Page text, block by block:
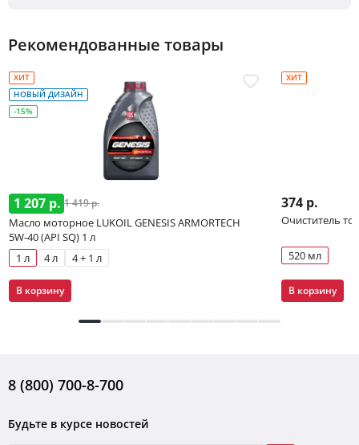
Рекомендованные товары
ХИТ
НОВЫЙ ДИЗАЙН
-15%
1 207 р. 1 419 р.
Масло моторное LUKOIL GENESIS ARMORTECH
5W-40 (API SQ) 1 л
1 л
4 л 4 + 1 л
В корзину
ХИТ
374 р.
Очиститель
520 мл
В корзину
8 (800) 700-8-700
Будьте в курсе новостей